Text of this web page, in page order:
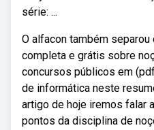
série: ...
O alfacon também
completa e grátis sobre
concursos públicos em
de informática neste
artigo de hoje iremos falar
pontos da disciplina de